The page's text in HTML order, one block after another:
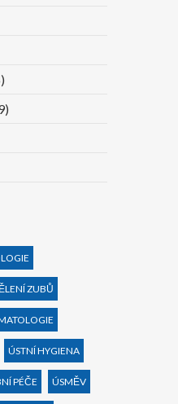
ZUBŮ
ÚSTNÍ HYGIENA
PÉČE ÚSMĚV